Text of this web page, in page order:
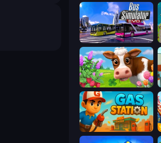
Bus Simulator: EVO
Country Life Meadows
Gas Station